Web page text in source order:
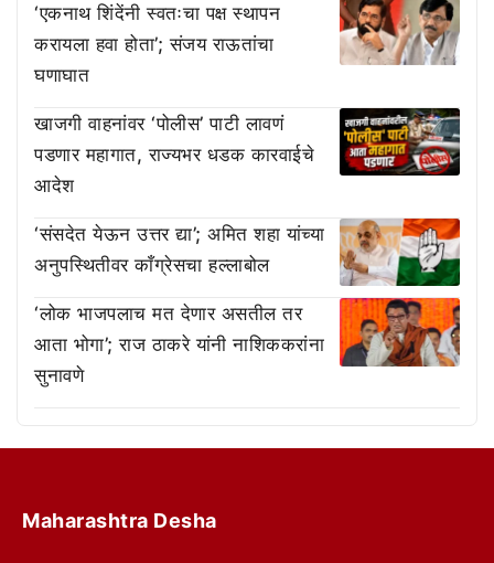
‘एकनाथ शिंदेंनी स्वतःचा पक्ष स्थापन
करायला हवा होता’; संजय राऊतांचा
घणाघात
खाजगी वाहनांवर ‘पोलीस’ पाटी लावणं
पडणार महागात, राज्यभर धडक कारवाईचे
आदेश
‘संसदेत येऊन उत्तर द्या’; अमित शहा यांच्या
अनुपस्थितीवर काँग्रेसचा हल्लाबोल
‘लोक भाजपलाच मत देणार असतील तर
आता भोगा’; राज ठाकरे यांनी नाशिककरांना
सुनावणे
Maharashtra Desha